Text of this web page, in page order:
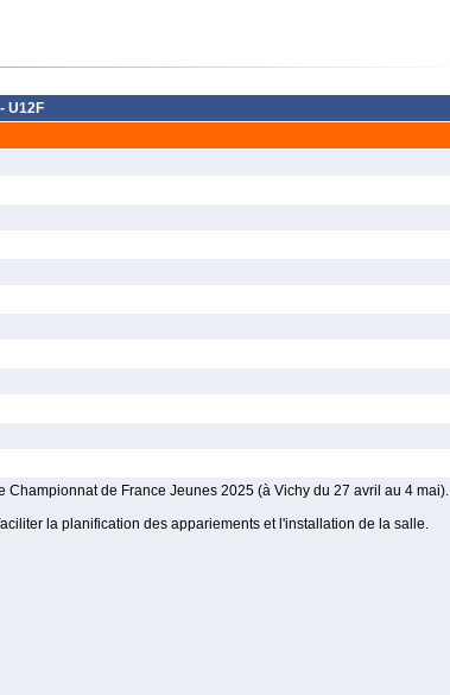
U12F
de France Jeunes 2025 (à Vichy du 27 avril au 4 mai).
la planification des appariements et l'installation de la salle.